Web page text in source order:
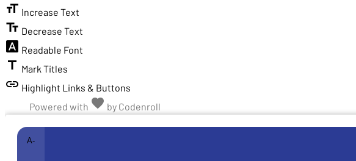
format_size Increase Text
text_fields Decrease Text
font_download Readable Font
title Mark Titles
link Highlight Links & Buttons
Powered with favorite Love
by Codenroll
A-